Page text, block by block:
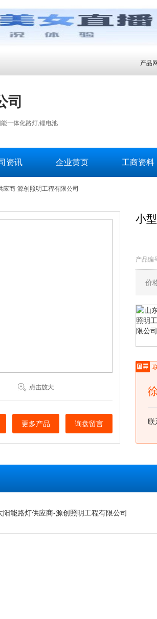
产品
司
一体化路灯,锂电池
资讯 企业黄页 工商资料
商-源创照明工程有限公司
更多产品 询盘留言
小
产品
价
联
阳能路灯供应商-源创照明工程有限公司